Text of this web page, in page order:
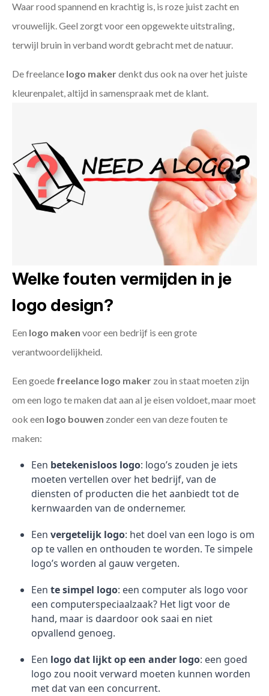
Waar rood spannend en krachtig is, is roze juist zacht en
vrouwelijk. Geel zorgt voor een opgewekte uitstraling,
terwijl bruin in verband wordt gebracht met de natuur.
De freelance logo makerdenkt dus ook na over het juiste
kleurenpalet, altijd in samenspraak met de klant.
Welke fouten vermijden in je
logo design?
Een logo maken voor een bedrijf is een grote
verantwoordelijkheid.
Een goede freelance logo maker zou in staat moeten zijn
om een logo te maken dat aan al je eisen voldoet, maar moet
ook een logo bouwen zonder een van deze fouten te
maken:
Een betekenisloos logo: logo’s zouden je iets
moeten vertellen over het bedrijf, van de
diensten of producten die het aanbiedt tot de
kernwaarden van de ondernemer.
Een vergetelijk logo: het doel van een logo is om
op te vallen en onthouden te worden. Te simpele
logo’s worden al gauw vergeten.
Een te simpel logo: een computer als logo voor
een computerspeciaalzaak? Het ligt voor de
hand, maar is daardoor ook saai en niet
opvallend genoeg.
Een logo dat lijkt op een ander logo: een goed
logo zou nooit verward moeten kunnen worden
met dat van een concurrent.